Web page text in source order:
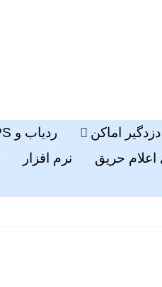
دزدگیر اماکن ردیاب و GPS
حریق نرم افزار